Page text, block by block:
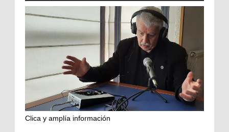
Clica y amplía información